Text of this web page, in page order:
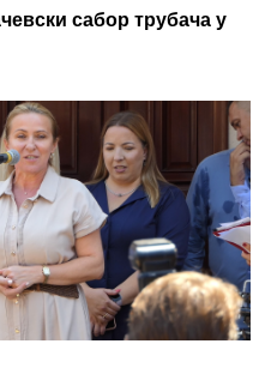
сабор трубача у